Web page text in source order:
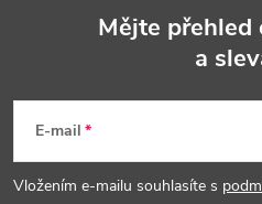
p
Mějte přehled
a
E-mail
Vložením e-mailu souhlasíte s